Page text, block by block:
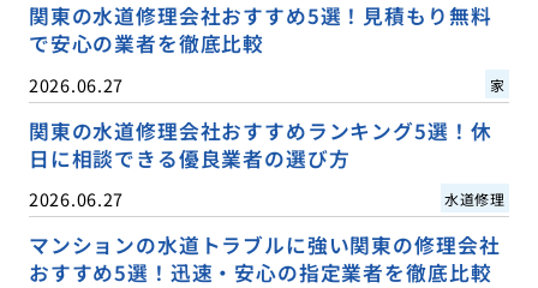
関東の水道修理会社おすすめ5選！見積もり無料
で安心の業者を徹底比較
2026.06.27 家
関東の水道修理会社おすすめランキング5選！休
日に相談できる優良業者の選び方
2026.06.27 水道修理
マンションの水道トラブルに強い関東の修理会社
おすすめ5選！迅速・安心の指定業者を徹底比較